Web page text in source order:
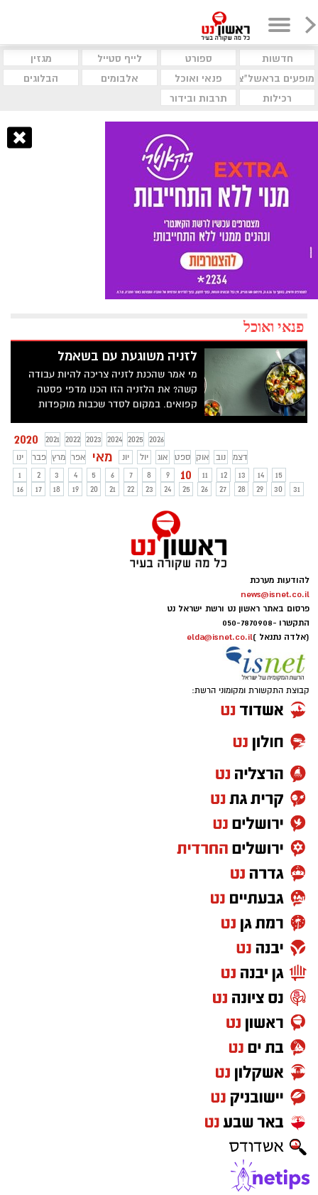
חדשות ספורט לייף סטייל
מגזין
מופעים בראשל"צ
פנאי ואוכל אלבומים
הבלוגים
רכילות
תרבות ובידור
פנאי ואוכל
לזניה משוגעת עם בשאמל
מי אמר שהכנת לזניה צריכה להיות עבודה
קשה? את הלזניה הזו הכנו מדפי פסטה
קפואים. במקום לסדר שכבות מוקפדות
בחופשיות בתבנית עם רוטב וגבינות ואופים.
2020 2021 2022 2023 2024 2025
2026
ינו
פבר מרץ אפר מאי יונ יול אוג ספט אוק נוב
דצמ
1
2 3 4 5 6 7 8 9 10 11 12 13 14
15
16
17 18 19 20 21 22 23 24 25 26 27 28 29 30 31
להודעות מערכת
news@isnet.co.il
פרסום באתר ראשון נט ורשת ישראל נט
התקשרו -050-7870908
(אלדה נתנאל )elda@isnet.co.il
קבוצת התקשורת ומקומוני הרשת: